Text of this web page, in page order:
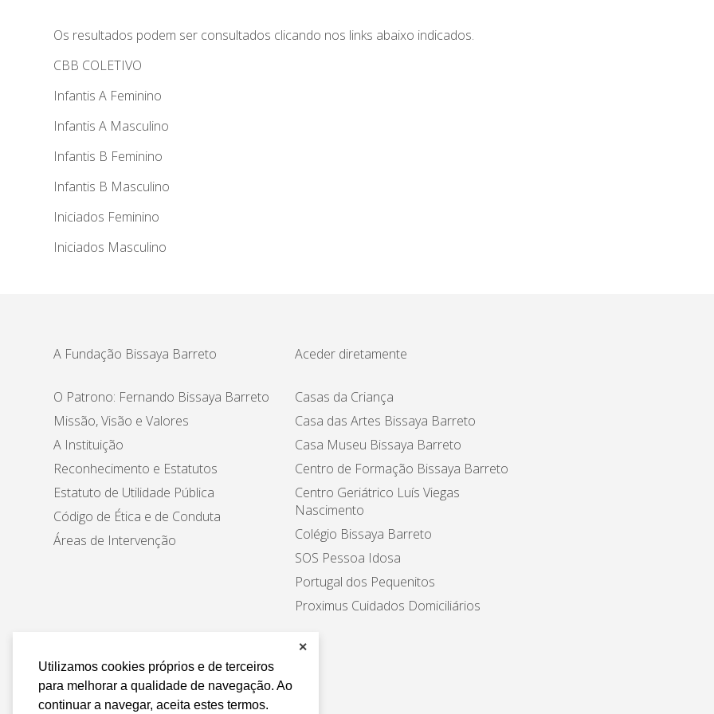
Utilizamos cookies próprios e de terceiros
para melhorar a qualidade de navegação. Ao
continuar a navegar, aceita estes termos.
✕
Os resultados podem ser consultados clicando nos links abaixo indicados.
CBB COLETIVO
Infantis A Feminino
Infantis A Masculino
Infantis B Feminino
Infantis B Masculino
Iniciados Feminino
Iniciados Masculino
A Fundação Bissaya Barreto
O Patrono: Fernando Bissaya Barreto
Missão, Visão e Valores
A Instituição
Reconhecimento e Estatutos
Estatuto de Utilidade Pública
Código de Ética e de Conduta
Áreas de Intervenção
Aceder diretamente
Casas da Criança
Casa das Artes Bissaya Barreto
Casa Museu Bissaya Barreto
Centro de Formação Bissaya Barreto
Centro Geriátrico Luís Viegas
Nascimento
Colégio Bissaya Barreto
SOS Pessoa Idosa
Portugal dos Pequenitos
Proximus Cuidados Domiciliários